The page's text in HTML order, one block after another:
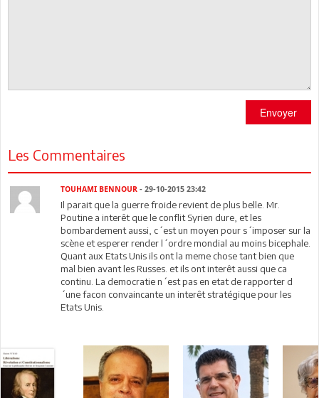
Envoyer
Les Commentaires
TOUHAMI BENNOUR - 29-10-2015 23:42
Il parait que la guerre froide revient de plus belle. Mr.
Poutine a interêt que le conflit Syrien dure, et les
bombardement aussi, c´est un moyen pour s´imposer sur la
scène et esperer render l´ordre mondial au moins bicephale.
Quant aux Etats Unis ils ont la meme chose tant bien que
mal bien avant les Russes. et ils ont interêt aussi que ca
continu. La democratie n´est pas en etat de rapporter d
´une facon convaincante un interêt stratégique pour les
Etats Unis.